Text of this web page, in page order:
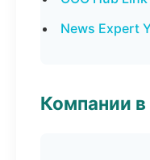
News Expert
Компании